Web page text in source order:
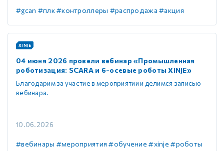
#gcan #плк#контроллеры #распродажа #акция
XINJE
04 июня 2026 провели вебинар «Промышленная
роботизация: SCARA и 6-осевые роботы XINJE»
Благодарим за участие в мероприятии и делимся записью
вебинара.
10.06.2026
#вебинары #мероприятия #обучение #xinje #роботы